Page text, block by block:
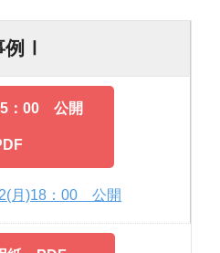
例Ⅰ
：00 公開
月)18：00 公開